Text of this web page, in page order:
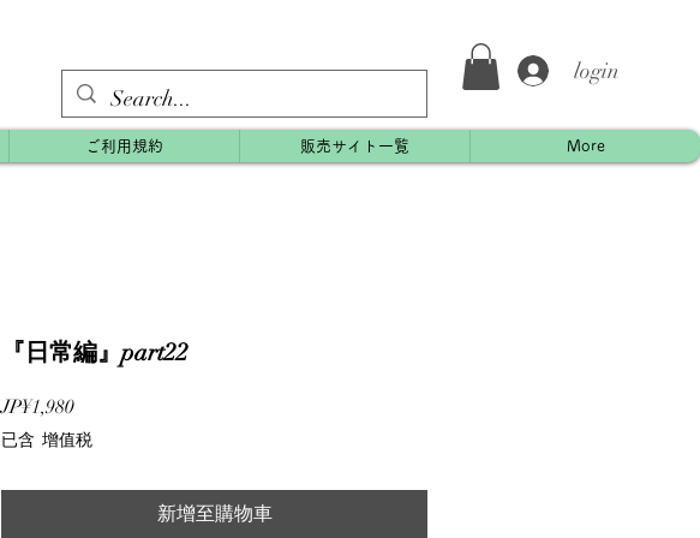
login
ご利用規約 販売サイト一覧 More
『日常編』part22
JP¥1,980價
格
已含 增值税
新增至購物車